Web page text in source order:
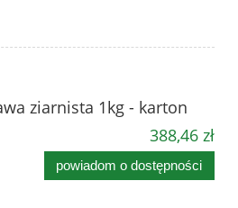
ziarnista 1kg - karton
388,46 zł
powiadom o dostępności